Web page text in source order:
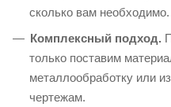
сколько вам необходимо.
Комплексный подход.
только поставим
металлообработку или
чертежам.